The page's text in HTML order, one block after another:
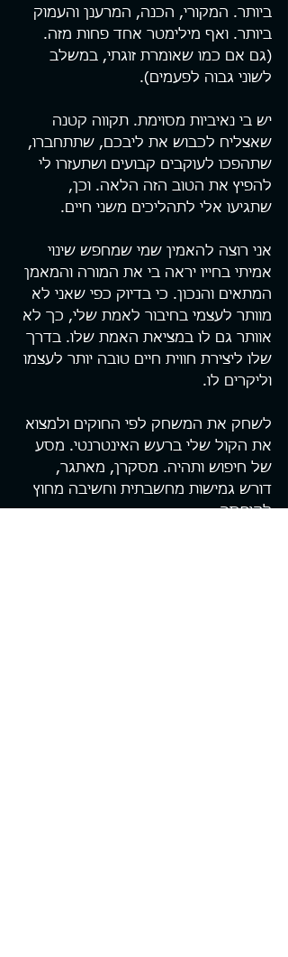
ביותר. המקורי, הכנה, המרענן והעמוק
ביותר. ואף מילימטר אחד פחות מזה.
(גם אם כמו שאומרת זוגתי, במשלב
לשוני גבוה לפעמים).
יש בי נאיביות מסוימת. תקווה קטנה
שאצליח לכבוש את ליבכם, שתתחברו,
שתהפכו לעוקבים קבועים ושתעזרו לי
להפיץ את הטוב הזה הלאה. וכן,
שתגיעו אלי לתהליכים משני חיים.
אני רוצה להאמין שמי שמחפש שינוי
אמיתי בחייו יראה בי את המורה והמאמן
המתאים והנכון. כי בדיוק כפי שאני לא
מוותר לעצמי בחיבור לאמת שלי, כך לא
אוותר גם לו במציאת האמת שלו. בדרך
שלו ליצירת חווית חיים טובה יותר לעצמו
וליקרים לו.
לשחק את המשחק לפי החוקים ולמצוא
את הקול שלי ברעש האינטרנטי. מסע
של חיפוש ותהיה. מסקרן, מאתגר,
דורש גמישות מחשבתית וחשיבה מחוץ
לקופסה.